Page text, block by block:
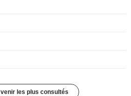
les plus consultés